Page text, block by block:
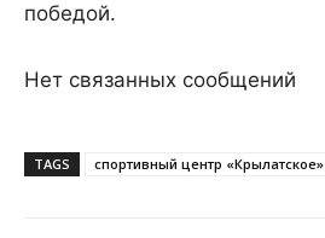
победой.
Нет связанных сообщений
TAGS спортивный центр «Крылатское»